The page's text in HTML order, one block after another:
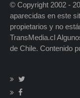
© Copyright 2002 -
aparecidas en este
propietarios y no
TransMedia.cl
de Chile. Contenido